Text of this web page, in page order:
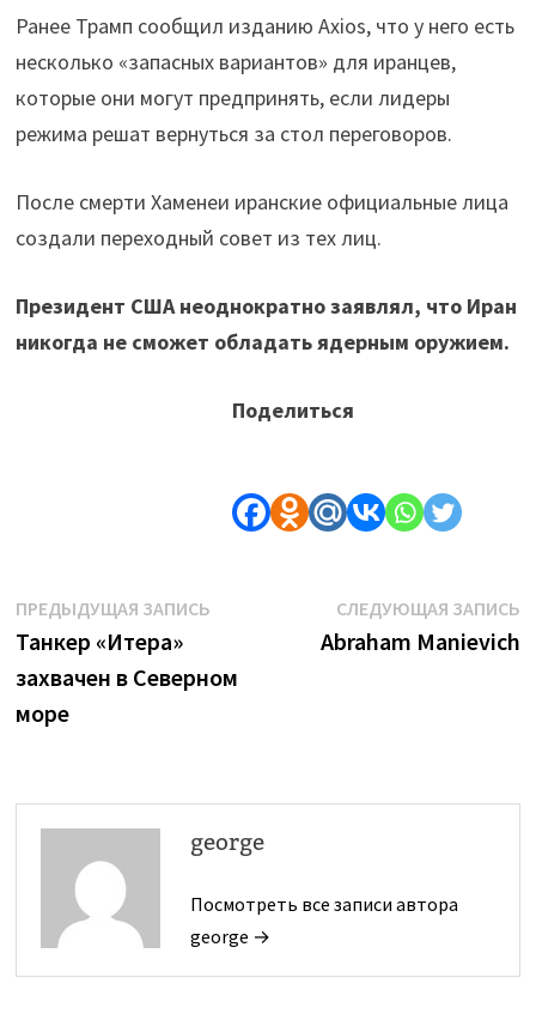
Ранее Трамп сообщил изданию Axios, что у него есть
несколько «запасных вариантов» для иранцев,
которые они могут предпринять, если лидеры
режима решат вернуться за стол переговоров.
После смерти Хаменеи иранские официальные лица
создали переходный совет из тех лиц.
Президент США неоднократно заявлял, что Иран
никогда не сможет обладать ядерным оружием.
Поделиться
Навигация
по
записям
ПРЕДЫДУЩАЯ ЗАПИСЬПредыдущая
Танкер «Итера»
захвачен в Северном
море
СЛЕДУЮЩАЯ ЗАПИСЬ
Abraham Manievich
george
Посмотреть все записи автора
george →